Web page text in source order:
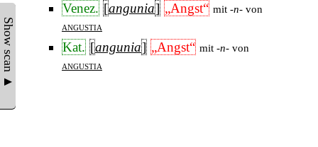
Show scan ▲
Venez. [angunia] „Angst“ mit -n- von
angustia
Kat. [angunia] „Angst“ mit -n- von
angustia